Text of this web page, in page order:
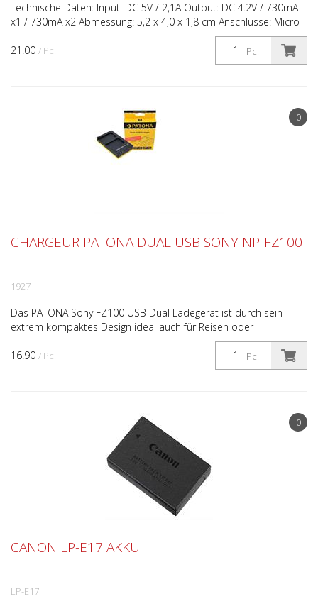
21.00 / Pc. Pc.
Technische Daten: Input: DC 5V / 2,1A Output: DC 4.2V / 730mA
x1 / 730mA x2 Abmessung: 5,2 x 4,0 x 1,8 cm Anschlüsse: Micro
USB (input), 2 Ladefächer (output) Passend für...
0
16.90 / Pc. Pc.
CHARGEUR PATONA DUAL USB SONY NP-FZ100
1927
Das PATONA Sony FZ100 USB Dual Ladegerät ist durch sein
extrem kompaktes Design ideal auch für Reisen oder
professionelle Anwender. Das Sony FZ100 Dual Ladegerät ist ein
...
0
CANON LP-E17 AKKU
LP-E17